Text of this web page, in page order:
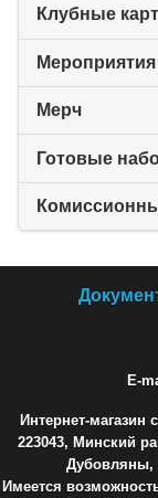
Клубные
Мерч
Готовые
E-
Интернет-магазин
223043, Минский
Дубовляны,
Имеется